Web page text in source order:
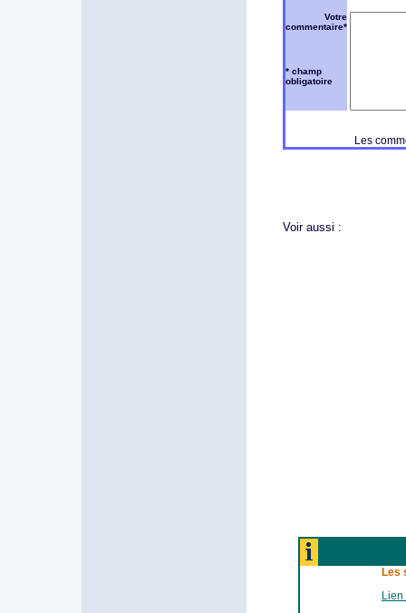
Votre
commentaire*
* champ
obligatoire
Les
Voir aussi :
Les
Lien